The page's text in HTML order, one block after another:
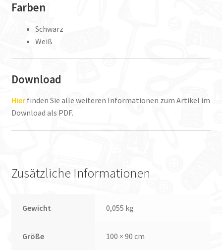
Farben
Schwarz
Weiß
Download
Hier finden Sie alle weiteren Informationen zum Artikel im
Download als PDF.
Zusätzliche Informationen
Gewicht 0,055 kg
Größe 100 × 90 cm